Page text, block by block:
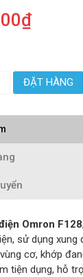
ĐẶT HÀNG
Omron F128
sử dụng
cơ, khớp
tiện dụng, hỗ